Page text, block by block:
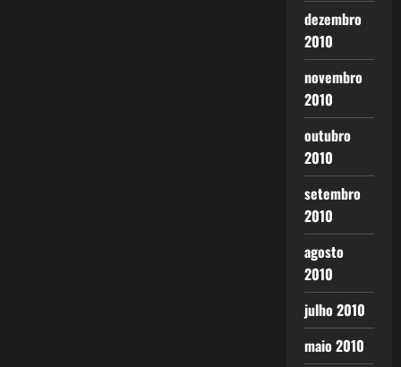
dezembro
2010
novembro
2010
outubro
2010
setembro
2010
agosto
2010
julho 2010
maio 2010